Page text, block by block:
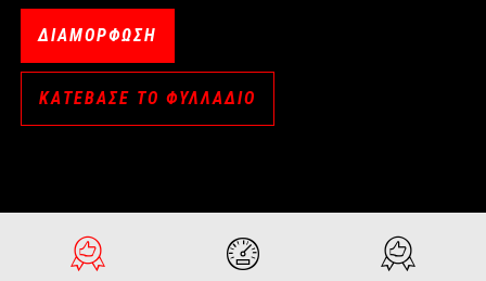
ΔΙΑΜΟΡΦΩΣΗ
ΚΑΤΕΒΑΣΕ ΤΟ ΦΥΛΛΑΔΙΟ